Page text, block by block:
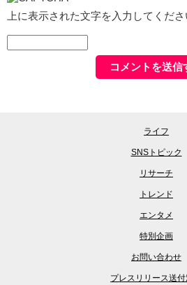
上に表示された文字を入力してくださ
ライフ
SNSトピック
リサーチ
トレンド
エンタメ
特別企画
お問い合わせ
プレスリリース送付